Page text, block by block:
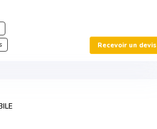
Recevoir un devis